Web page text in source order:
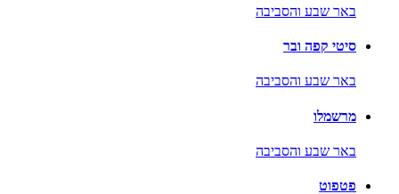
באר שבע והסביבה
סיטי קפה ובר
באר שבע והסביבה
מרשמלו
באר שבע והסביבה
פטפוט